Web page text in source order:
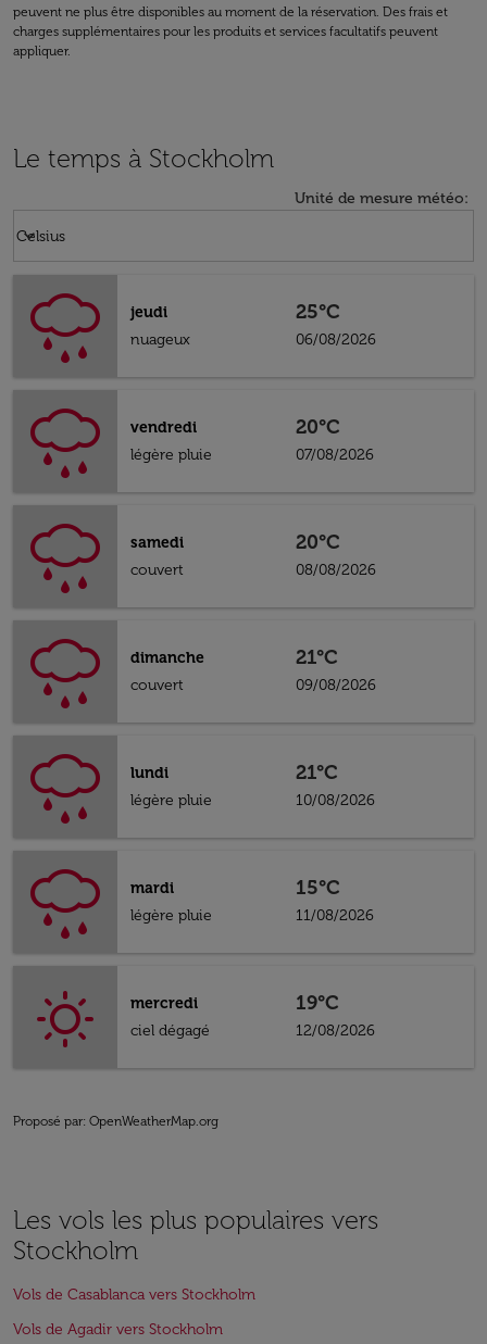
peuvent ne plus être disponibles au moment de la réservation. Des frais et
charges supplémentaires pour les produits et services facultatifs peuvent
appliquer.
Le temps à Stockholm
Unité de mesure météo:
Celsius
keyboard_arrow_down
jeudi
nuageux
25°C
06/08/2026
vendredi
légère pluie
20°C
07/08/2026
samedi
couvert
20°C
08/08/2026
dimanche
couvert
21°C
09/08/2026
lundi
légère pluie
21°C
10/08/2026
mardi
légère pluie
15°C
11/08/2026
mercredi
ciel dégagé
19°C
12/08/2026
Proposé par: OpenWeatherMap.org
Les vols les plus populaires vers
Stockholm
Vols de Casablanca vers Stockholm
Vols de Agadir vers Stockholm